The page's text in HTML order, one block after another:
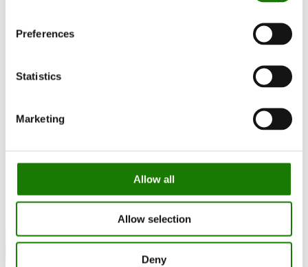
Preferences
Statistics
Marketing
Allow all
Allow selection
Deny
Råd og veiledning
FAQ
Finn forhandler
Kundeservice
Garanti
Dealer login